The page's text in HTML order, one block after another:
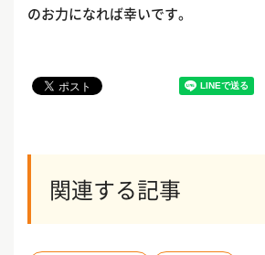
のお力になれば幸いです。
関連する記事